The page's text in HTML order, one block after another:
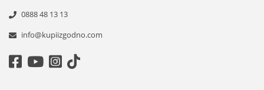
0888 48 13 13
info@kupiizgodno.com